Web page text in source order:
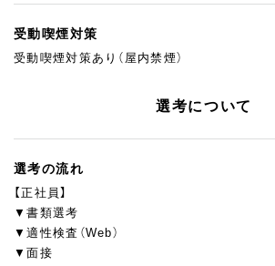
受動喫煙対策
受動喫煙対策あり（屋内禁煙）
選考について
選考の流れ
【正社員】
▼書類選考
▼適性検査（Web）
▼面接